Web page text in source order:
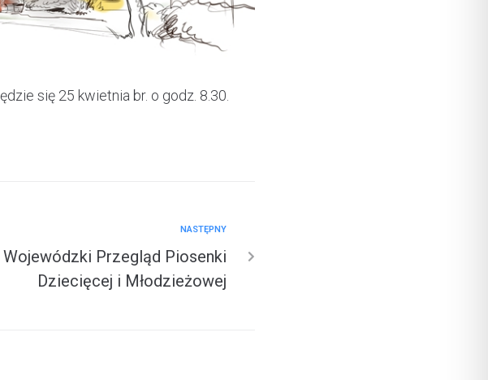
się 25 kwietnia br. o godz. 8.30.
NASTĘPNY
Przegląd Piosenki
Dziecięcej i Młodzieżowej